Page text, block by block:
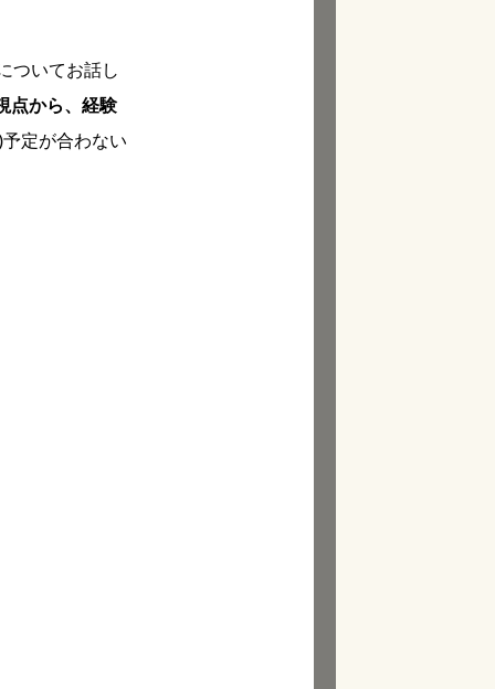
ついてお話し
点から、経験
定が合わない